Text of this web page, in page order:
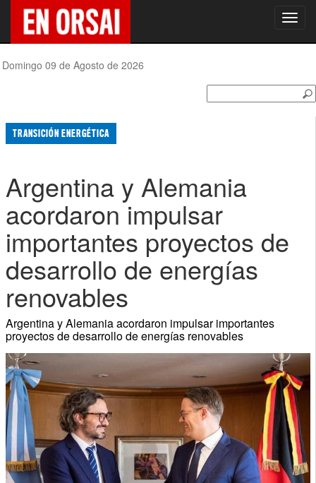
Domingo 09 de Agosto de 2026
TRANSICIÓN ENERGÉTICA
Argentina y Alemania
acordaron impulsar
importantes proyectos de
desarrollo de energías
renovables
Argentina y Alemania acordaron impulsar importantes
proyectos de desarrollo de energías renovables